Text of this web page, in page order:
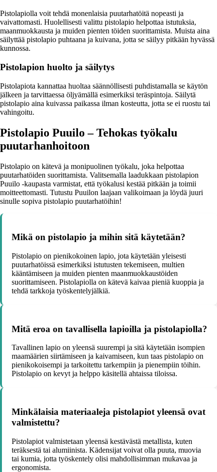
Pistolapiolla voit tehdä monenlaisia puutarhatöitä nopeasti ja
vaivattomasti. Huolellisesti valittu pistolapio helpottaa istutuksia,
maanmuokkausta ja muiden pienten töiden suorittamista. Muista aina
säilyttää pistolapio puhtaana ja kuivana, jotta se säilyy pitkään hyvässä
kunnossa.
Pistolapion huolto ja säilytys
Pistolapiota kannattaa huoltaa säännöllisesti puhdistamalla se käytön
jälkeen ja tarvittaessa öljyämällä esimerkiksi teräspintoja. Säilytä
pistolapio aina kuivassa paikassa ilman kosteutta, jotta se ei ruostu tai
vahingoitu.
Pistolapio Puuilo – Tehokas työkalu
puutarhanhoitoon
Pistolapio on kätevä ja monipuolinen työkalu, joka helpottaa
puutarhatöiden suorittamista. Valitsemalla laadukkaan pistolapion
Puuilo -kaupasta varmistat, että työkalusi kestää pitkään ja toimii
moitteettomasti. Tutustu Puuilon laajaan valikoimaan ja löydä juuri
sinulle sopiva pistolapio puutarhatöihin!
Mikä on pistolapio ja mihin sitä käytetään?
Pistolapio on pienikokoinen lapio, jota käytetään yleisesti
puutarhatöissä esimerkiksi istutusten tekemiseen, multien
kääntämiseen ja muiden pienten maanmuokkaustöiden
suorittamiseen. Pistolapiolla on kätevä kaivaa pieniä kuoppia ja
tehdä tarkkoja työskentelyjälkiä.
Mitä eroa on tavallisella lapioilla ja pistolapiolla?
Tavallinen lapio on yleensä suurempi ja sitä käytetään isompien
maamäärien siirtämiseen ja kaivamiseen, kun taas pistolapio on
pienikokoisempi ja tarkoitettu tarkempiin ja pienempiin töihin.
Pistolapio on kevyt ja helppo käsitellä ahtaissa tiloissa.
Minkälaisia materiaaleja pistolapiot yleensä ovat
valmistettu?
Pistolapiot valmistetaan yleensä kestävästä metallista, kuten
teräksestä tai alumiinista. Kädensijat voivat olla puuta, muovia
tai kumia, jotta työskentely olisi mahdollisimman mukavaa ja
ergonomista.